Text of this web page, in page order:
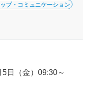
プ・コミュニケーション
日（金）09:30～